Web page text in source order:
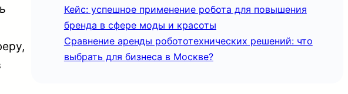
Кейс: успешное применение робота для повышения
бренда в сфере моды и красоты
Сравнение аренды робототехнических решений: что
выбрать для бизнеса в Москве?